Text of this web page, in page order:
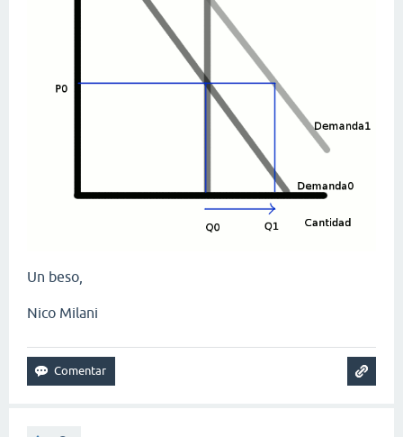
Un beso,
Nico Milani